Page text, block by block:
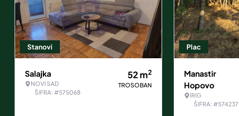
Stanovi
Salajka
NOVI SAD
ŠIFRA: #575068
52 m2
TROSOBAN
Plac
Manastir
Hopovo
IRIG
ŠIFRA: #574237